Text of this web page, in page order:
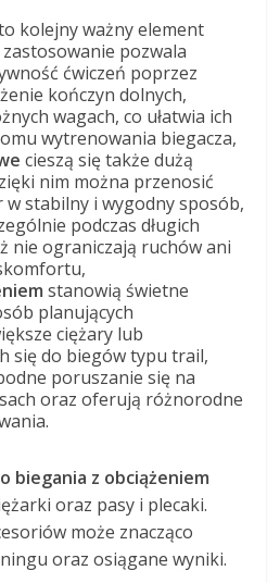
kolejny ważny element
pozwala
ćwiczeń poprzez
kończyn dolnych,
wagach, co ułatwia ich
wytrenowania biegacza,
cieszą się także dużą
nim można przenosić
w stabilny i wygodny sposób,
podczas długich
nie ograniczają ruchów ani
stanowią świetne
planujących
ciężary lub
się do biegów typu trail,
poruszanie się na
oraz oferują różnorodne
biegania z obciążeniem
oraz pasy i plecaki.
może znacząco
oraz osiągane wyniki.